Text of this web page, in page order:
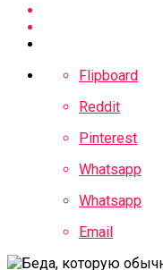
Flipboard
Reddit
Pinterest
Whatsapp
Whatsapp
Email